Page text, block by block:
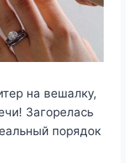
на вешалку,
Загорелась
порядок